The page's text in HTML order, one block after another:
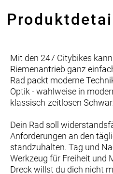
Mit den 247 Citybikes
Riemenantrieb ganz
Rad packt moderne
Optik - wahlweise in
klassisch-zeitlosen
Dein Rad soll
Anforderungen an den
standzuhalten. Tag und
Werkzeug für Freiheit und
Dreck willst du dich nicht